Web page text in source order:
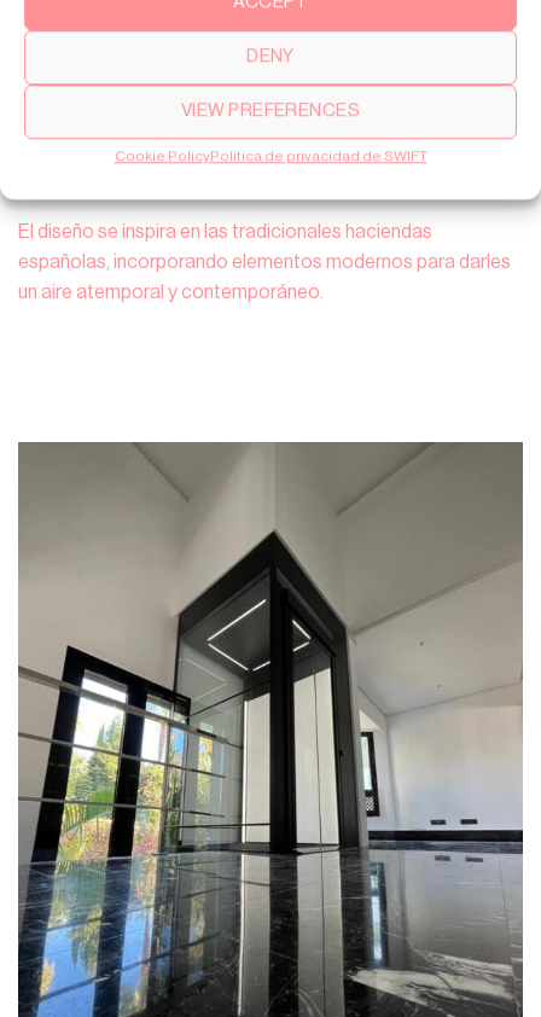
DENY
VIEW PREFERENCES
Cookie PolicyPolítica de privacidad de SWIFT
El diseño se inspira en las tradicionales haciendas
españolas, incorporando elementos modernos para darles
un aire atemporal y contemporáneo.